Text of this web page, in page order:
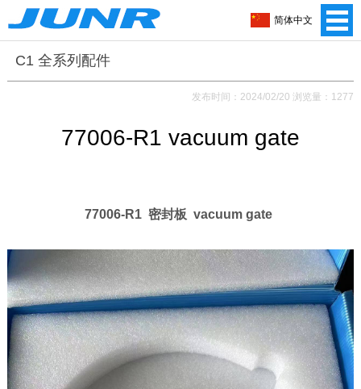
C1 全系列配件
发布时间：2024/02/20 浏览量：1277
77006-R1 vacuum gate
77006-R1 密封板 vacuum gate
简体中文